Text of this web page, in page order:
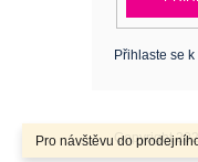
Pro návštěvu do
Přihlaste se
Copyright